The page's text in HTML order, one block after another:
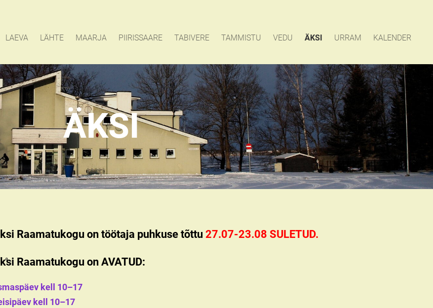
LAEVA LÄHTE MAARJA PIIRISSAARE TABIVERE TAMMISTU VEDU ÄKSI URRAM KALENDER
ÄKSI
Raamatukogu on töötaja puhkuse tõttu 27.07-23.08 SULETUD.
Raamatukogu on AVATUD:
kell 10–17
kell 10–17